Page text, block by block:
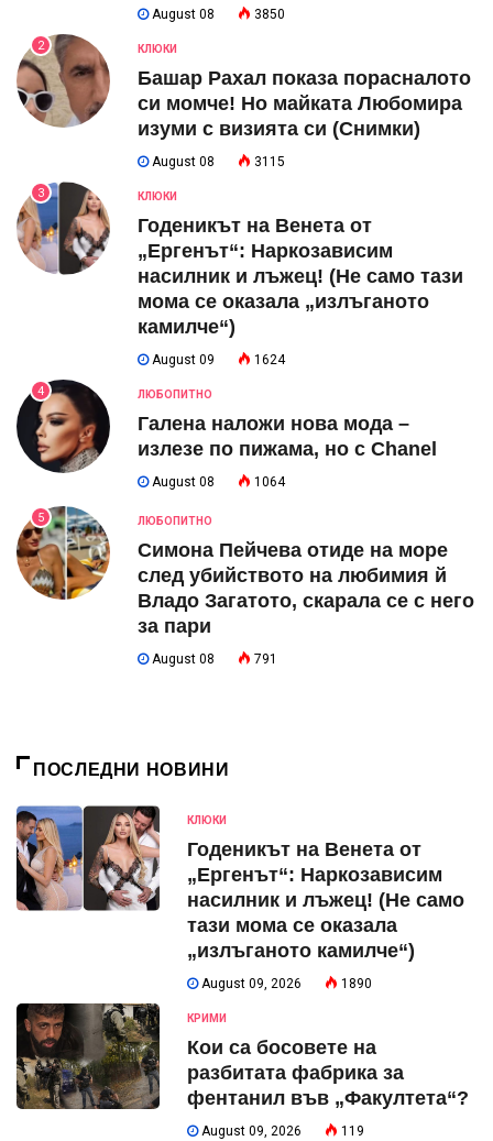
August 08 3850
2 КЛЮКИ
Башар Рахал показа порасналото
си момче! Но майката Любомира
изуми с визията си (Снимки)
August 08 3115
3 КЛЮКИ
Годеникът на Венета от
„Ергенът“: Наркозависим
насилник и лъжец! (Не само тази
мома се оказала „излъганото
камилче“)
August 09 1624
4 ЛЮБОПИТНО
Галена наложи нова мода –
излезе по пижама, но с Chanel
August 08 1064
5 ЛЮБОПИТНО
Симона Пейчева отиде на море
след убийството на любимия й
Владо Загатото, скарала се с него
за пари
August 08 791
ПОСЛЕДНИ НОВИНИ
КЛЮКИ
Годеникът на Венета от
„Ергенът“: Наркозависим
насилник и лъжец! (Не само
тази мома се оказала
„излъганото камилче“)
August 09, 2026 1890
КРИМИ
Кои са босовете на
разбитата фабрика за
фентанил във „Факултета“?
August 09, 2026 119